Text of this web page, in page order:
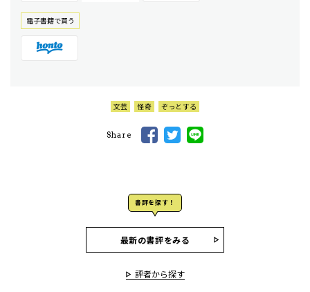
電⼦書籍で買う
文芸 怪奇 ぞっとする
Share
書評を探す！
最新の書評をみる
評者から探す